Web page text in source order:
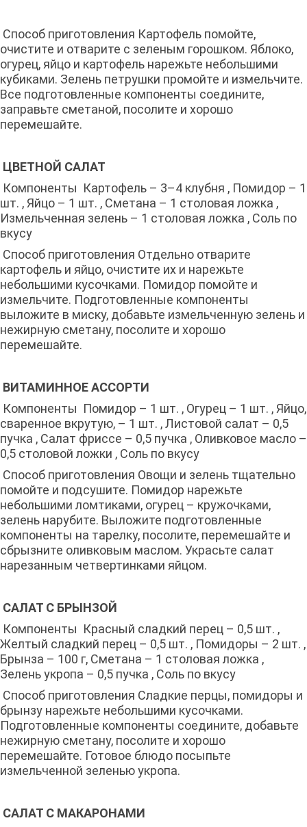
Способ приготовления Картофель помойте,
очистите и отварите с зеленым горошком. Яблоко,
огурец, яйцо и картофель нарежьте небольшими
кубиками. Зелень петрушки промойте и измельчите.
Все подготовленные компоненты соедините,
заправьте сметаной, посолите и хорошо
перемешайте.
ЦВЕТНОЙ САЛАТ
Компоненты Картофель – 3–4 клубня , Помидор – 1
шт. , Яйцо – 1 шт. , Сметана – 1 столовая ложка ,
Измельченная зелень – 1 столовая ложка , Соль по
вкусу
Способ приготовления Отдельно отварите
картофель и яйцо, очистите их и нарежьте
небольшими кусочками. Помидор помойте и
измельчите. Подготовленные компоненты
выложите в миску, добавьте измельченную зелень и
нежирную сметану, посолите и хорошо
перемешайте.
ВИТАМИННОЕ АССОРТИ
Компоненты Помидор – 1 шт. , Огурец – 1 шт. , Яйцо,
сваренное вкрутую, – 1 шт. , Листовой салат – 0,5
пучка , Салат фриссе – 0,5 пучка , Оливковое масло –
0,5 столовой ложки , Соль по вкусу
Способ приготовления Овощи и зелень тщательно
помойте и подсушите. Помидор нарежьте
небольшими ломтиками, огурец – кружочками,
зелень нарубите. Выложите подготовленные
компоненты на тарелку, посолите, перемешайте и
сбрызните оливковым маслом. Украсьте салат
нарезанным четвертинками яйцом.
САЛАТ С БРЫНЗОЙ
Компоненты Красный сладкий перец – 0,5 шт. ,
Желтый сладкий перец – 0,5 шт. , Помидоры – 2 шт. ,
Брынза – 100 г, Сметана – 1 столовая ложка ,
Зелень укропа – 0,5 пучка , Соль по вкусу
Способ приготовления Сладкие перцы, помидоры и
брынзу нарежьте небольшими кусочками.
Подготовленные компоненты соедините, добавьте
нежирную сметану, посолите и хорошо
перемешайте. Готовое блюдо посыпьте
измельченной зеленью укропа.
САЛАТ С МАКАРОНАМИ